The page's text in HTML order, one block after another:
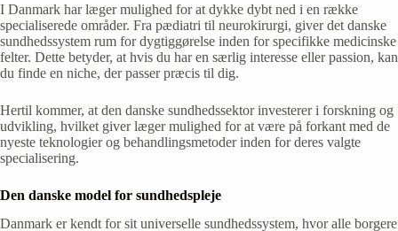
I Danmark har læger mulighed for at dykke dybt ned i en række
specialiserede områder. Fra pædiatri til neurokirurgi, giver det danske
sundhedssystem rum for dygtiggørelse inden for specifikke medicinske
felter. Dette betyder, at hvis du har en særlig interesse eller passion, kan
du finde en niche, der passer præcis til dig.
Hertil kommer, at den danske sundhedssektor investerer i forskning og
udvikling, hvilket giver læger mulighed for at være på forkant med de
nyeste teknologier og behandlingsmetoder inden for deres valgte
specialisering.
Den danske model for sundhedspleje
Danmark er kendt for sit universelle sundhedssystem, hvor alle borgere